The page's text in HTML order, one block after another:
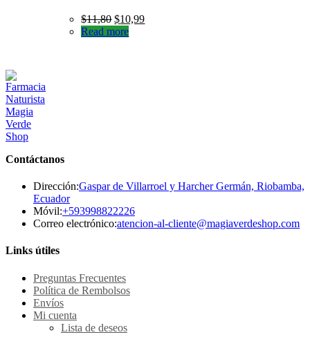
$11,80 $10,99
Read more
Contáctanos
Dirección:Gaspar de Villarroel y Harcher Germán, Riobamba,
Ecuador
Móvil:+593998822226Se
abre
Correo electrónico:atencion-al-cliente@magiaverdeshop.comSe
Links útiles
Preguntas Frecuentes
Política de Rembolsos
Envíos
Mi cuenta
Lista de deseos